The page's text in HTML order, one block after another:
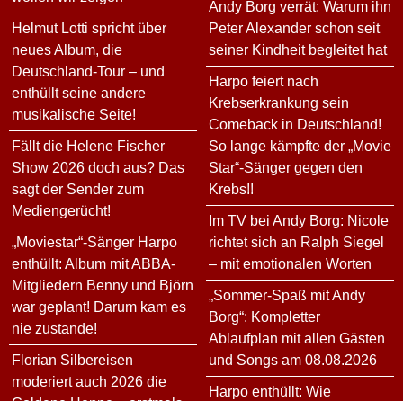
Helmut Lotti spricht über
neues Album, die
Deutschland-Tour – und
enthüllt seine andere
musikalische Seite!
Fällt die Helene Fischer
Show 2026 doch aus? Das
sagt der Sender zum
Mediengerücht!
„Moviestar“-Sänger Harpo
enthüllt: Album mit ABBA-
Mitgliedern Benny und Björn
war geplant! Darum kam es
nie zustande!
Florian Silbereisen
moderiert auch 2026 die
Andy Borg verrät: Warum ihn
Peter Alexander schon seit
seiner Kindheit begleitet hat
Harpo feiert nach
Krebserkrankung sein
Comeback in Deutschland!
So lange kämpfte der „Movie
Star“-Sänger gegen den
Krebs!!
Im TV bei Andy Borg: Nicole
richtet sich an Ralph Siegel
– mit emotionalen Worten
„Sommer-Spaß mit Andy
Borg“: Kompletter
Ablaufplan mit allen Gästen
und Songs am 08.08.2026
Harpo enthüllt: Wie